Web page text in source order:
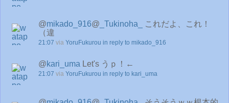
@mikado_916@ _Tukinoha_
これだよ、これ！
（違
21:07 via YoruFukurou in reply to mikado_916
@kari_uma Let's うｐ！←
21:07 via YoruFukurou in reply to kari_uma